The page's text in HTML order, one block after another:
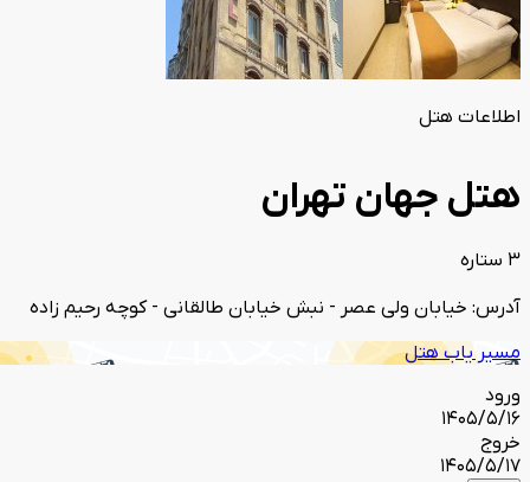
اطلاعات هتل
هتل جهان تهران
3 ستاره
آدرس: خیابان ولی عصر - نبش خیابان طالقانی - کوچه رحیم زاده
مسیر یاب هتل
ورود
1405/5/16
خروج
1405/5/17